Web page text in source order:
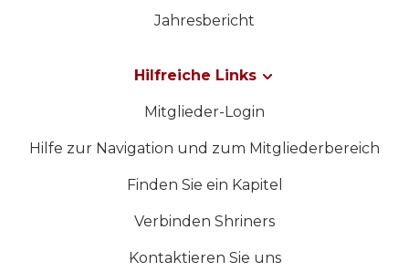
Jahresbericht
Hilfreiche Links
Mitglieder-Login
Hilfe zur Navigation und zum Mitgliederbereich
Finden Sie ein Kapitel
Verbinden Shriners
Kontaktieren Sie uns